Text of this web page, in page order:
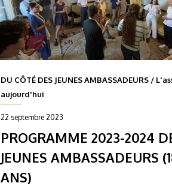
DU CÔTÉ DES JEUNES AMBASSADEURS/
aujourd'hui
22 septembre 2023
PROGRAMME 2023-2024
JEUNES AMBASSADEURS
ANS)